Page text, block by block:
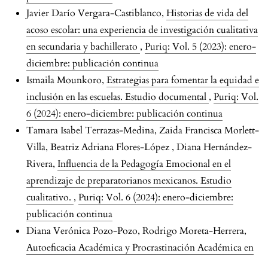
Javier Darío Vergara-Castiblanco, Historias de vida del
acoso escolar: una experiencia de investigación cualitativa
en secundaria y bachillerato , Puriq: Vol. 5 (2023): enero-
diciembre: publicación continua
Ismaila Mounkoro, Estrategias para fomentar la equidad e
inclusión en las escuelas. Estudio documental , Puriq: Vol.
6 (2024): enero-diciembre: publicación continua
Tamara Isabel Terrazas-Medina, Zaida Francisca Morlett-
Villa, Beatriz Adriana Flores-López , Diana Hernández-
Rivera, Influencia de la Pedagogía Emocional en el
aprendizaje de preparatorianos mexicanos. Estudio
cualitativo. , Puriq: Vol. 6 (2024): enero-diciembre:
publicación continua
Diana Verónica Pozo-Pozo, Rodrigo Moreta-Herrera,
Autoeficacia Académica y Procrastinación Académica en